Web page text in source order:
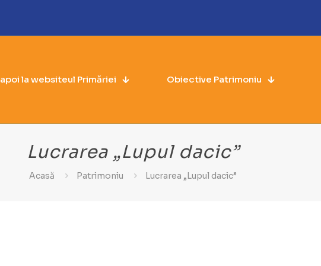
la websiteul Primăriei Obiective Patrimoniu
Lucrarea „Lupul dacic”
Acasă Patrimoniu Lucrarea „Lupul dacic”